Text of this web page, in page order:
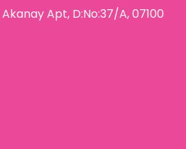
Apt, D:No:37/A, 07100